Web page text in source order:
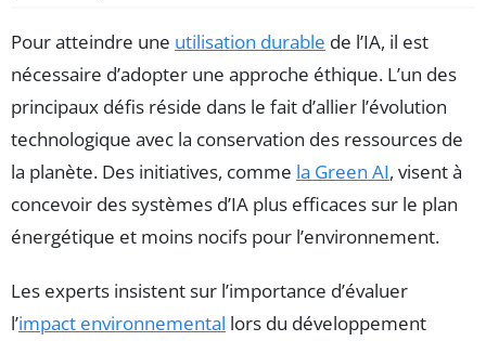
Pour atteindre une utilisation durable de l’IA, il est
nécessaire d’adopter une approche éthique. L’un des
principaux défis réside dans le fait d’allier l’évolution
technologique avec la conservation des ressources de
la planète. Des initiatives, comme la Green AI, visent à
concevoir des systèmes d’IA plus efficaces sur le plan
énergétique et moins nocifs pour l’environnement.
Les experts insistent sur l’importance d’évaluer
l’impact environnemental lors du développement